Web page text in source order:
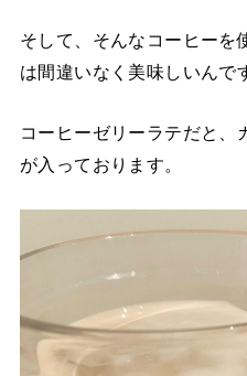
そして、そんなコーヒーを
は間違いなく美味しいんで
コーヒーゼリーラテだと、
が入っております。